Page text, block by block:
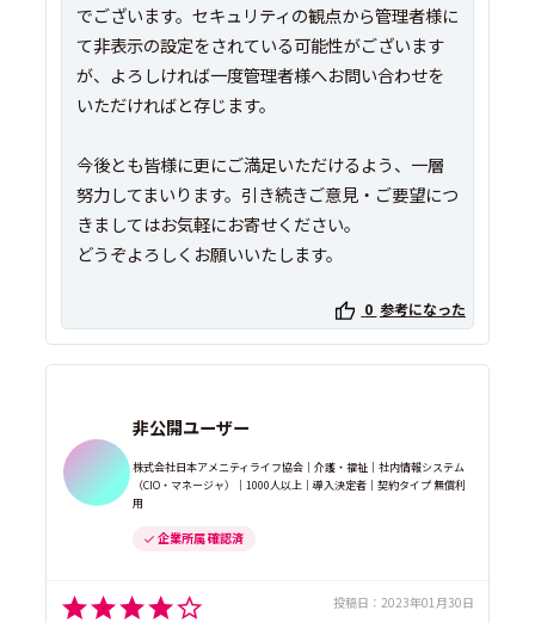
でございます。セキュリティの観点から管理者様に
て非表示の設定をされている可能性がございます
が、よろしければ一度管理者様へお問い合わせを
いただければと存じます。
今後とも皆様に更にご満足いただけるよう、一層
努力してまいります。引き続きご意見・ご要望につ
きましてはお気軽にお寄せください。
どうぞよろしくお願いいたします。
0 参考になった
非公開ユーザー
株式会社日本アメニティライフ協会｜介護・福祉｜社内情報システム
（CIO・マネージャ）｜1000人以上｜導入決定者｜契約タイプ 無償利
用
企業所属 確認済
投稿日： 2023年01月30日